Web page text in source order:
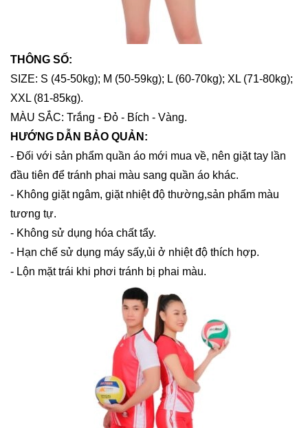
THÔNG SỐ:
SIZE: S (45-50kg); M (50-59kg); L (60-70kg); XL (71-80kg);
XXL (81-85kg).
MÀU SẮC: Trắng - Đỏ - Bích - Vàng.
HƯỚNG DẪN BẢO QUẢN:
- Đối với sản phẩm quần áo mới mua về, nên giặt tay lần
đầu tiên để tránh phai màu sang quần áo khác.
- Không giặt ngâm, giặt nhiệt độ thường,sản phẩm màu
tương tự.
- Không sử dụng hóa chất tẩy.
- Hạn chế sử dụng máy sấy,ủi ở nhiệt độ thích hợp.
- Lộn mặt trái khi phơi tránh bị phai màu.